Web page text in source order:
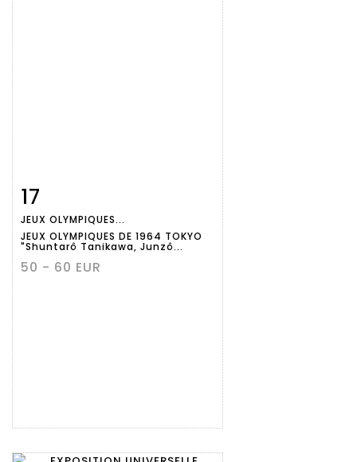
détaillée
17
JEUX OLYMPIQUES...
JEUX OLYMPIQUES DE 1964 TOKYO
"Shuntarô Tanikawa, Junzô...
50 - 60 EUR